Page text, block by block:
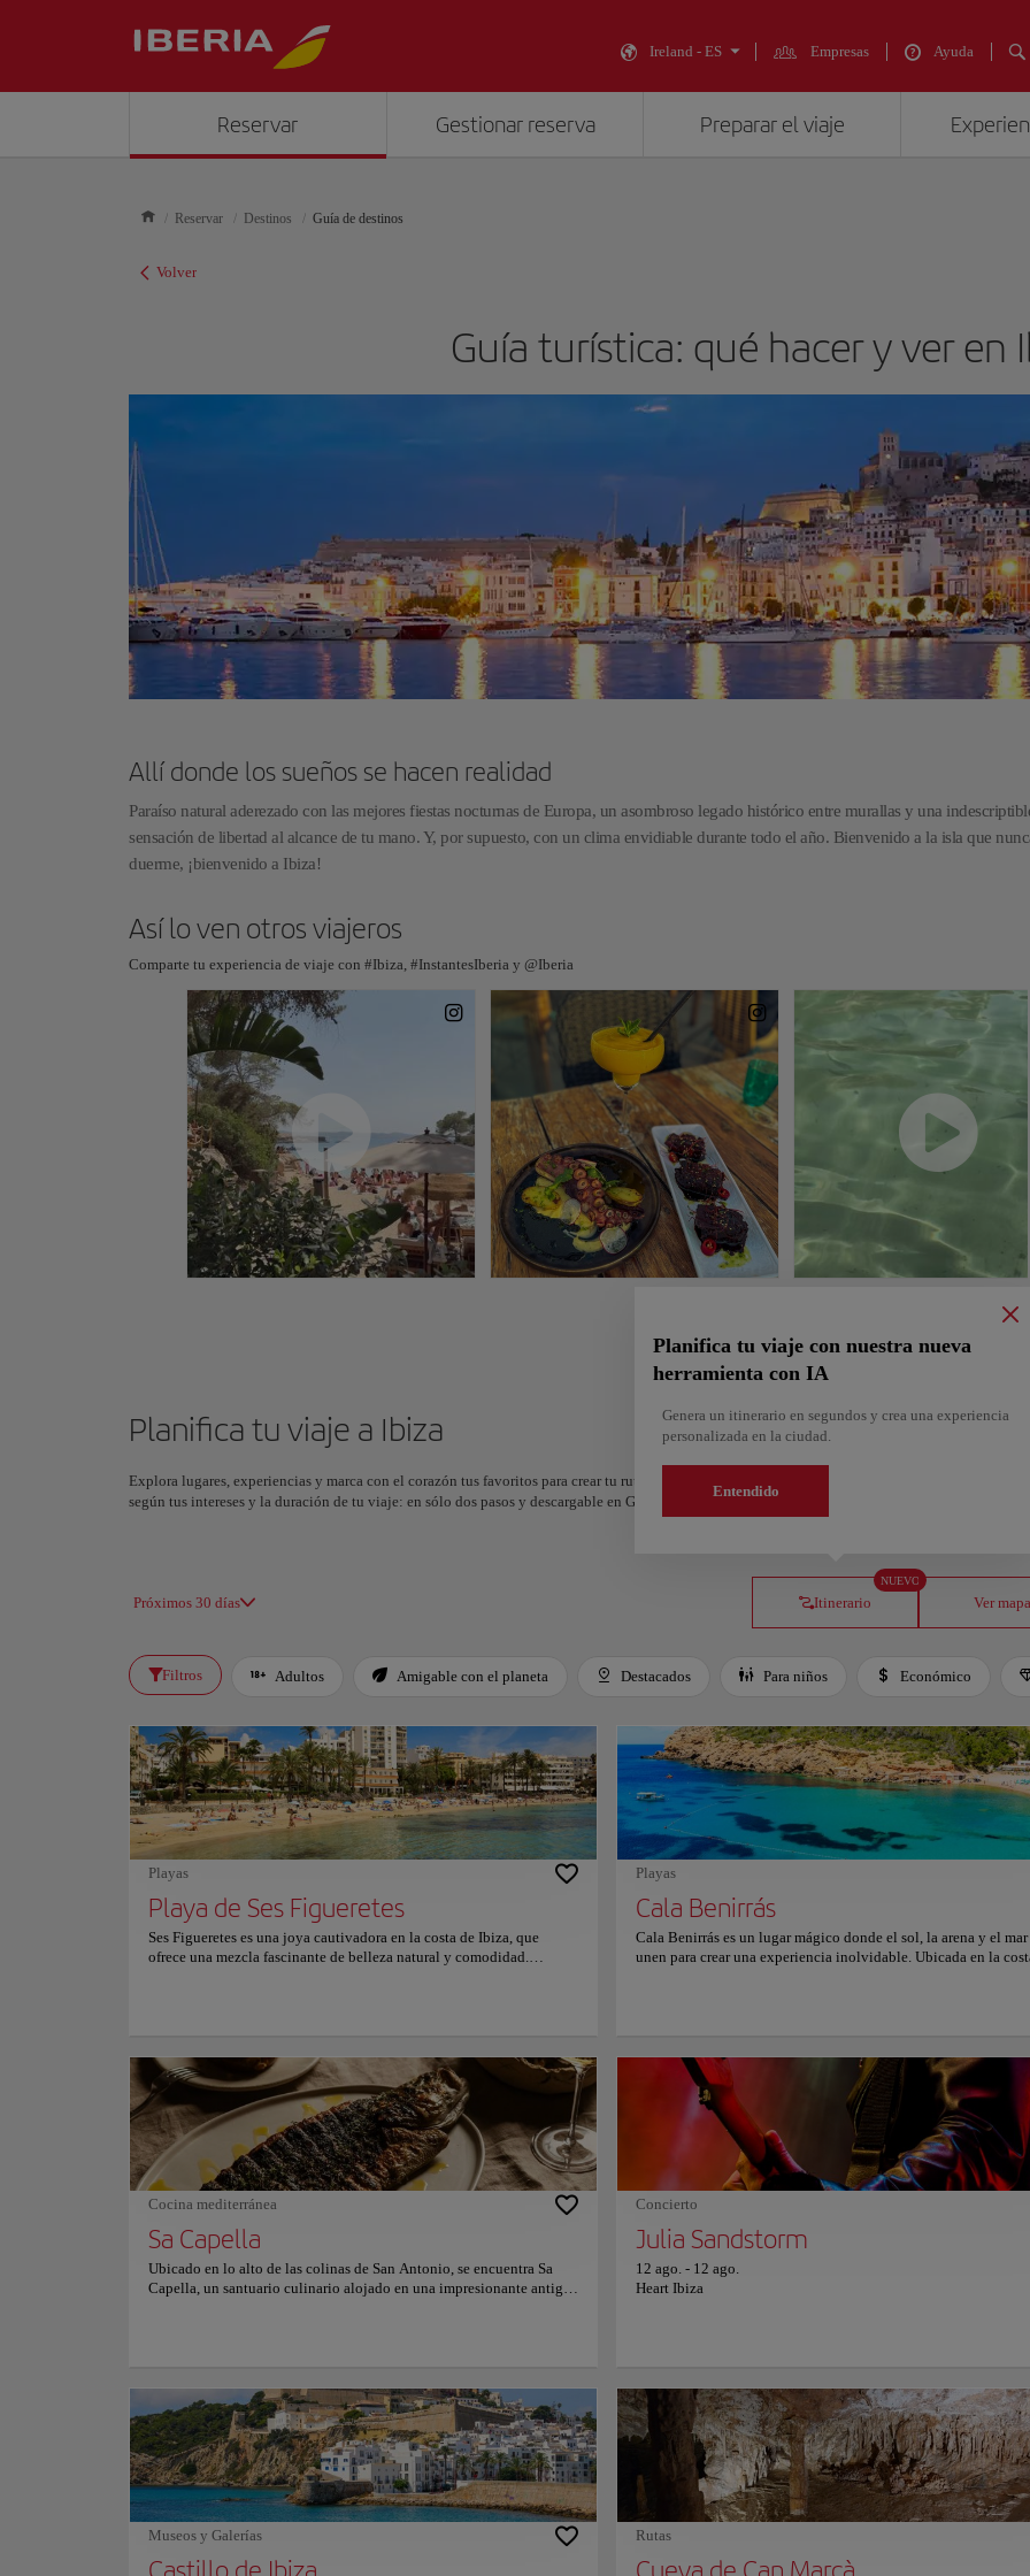
Ireland - ES Empresas Ayuda
Reservar Gestionar reserva Preparar el viaje
Reservar Destinos Guía de destinos
Volver
Guía turística: qué hacer y ver en
Allí donde los sueños se hacen realidad
Paraíso natural aderezado con las mejores fiestas nocturnas de Europa, un asombroso legado histórico entre murallas y una
sensación de libertad al alcance de tu mano. Y, por supuesto, con un clima envidiable durante todo el año. Bienvenido a la isla que
duerme, ¡bienvenido a Ibiza!
Así lo ven otros viajeros
Comparte tu experiencia de viaje con #Ibiza, #InstantesIberia y @Iberia
Planifica tu viaje a Ibiza
Explora lugares, experiencias y marca con el corazón tus favoritos para crear tu ruta y compartirla. ¿Quieres más ideas? Obtén un itinerario
según tus intereses y la duración de tu viaje: en sólo dos pasos y descargable en Google Maps.
Próximos 30 días Itinerario
NUEVO
Planifica tu viaje con nuestra nueva
herramienta con IA
Genera un itinerario en segundos y crea una experiencia
personalizada en la ciudad.
Entendido
Ver mapa
Filtros Adultos Amigable con el planeta Destacados Para niños Económico
Playas
Playa de Ses Figueretes
Ses Figueretes es una joya cautivadora en la costa de Ibiza, que
ofrece una mezcla fascinante de belleza natural y comodidad.
aguas poco profundas, al abrigo de las olas que se estrellan, forman
un santuario sereno perfecto para nadar tranquilamente y divertirse,
particularmente acogedor para familias con niños pequeños. A
medida que la suave brisa mediterránea acaricia la orilla, los
visitantes pueden disfrutar del ambiente tranquilo o participar en una
variedad de actividades acuáticas, desde el paddleboard hasta el
snorkel, en medio del tranquilo mar azul. Con su pintoresco entorno
y sus aguas seguras y acogedoras, Ses Figueretes promete una
experiencia costera verdaderamente inolvidable para todos.
Playas
Cala Benirrás
Cala Benirrás es un lugar mágico donde el sol, la arena y el mar
unen para crear una experiencia inolvidable. Ubicada en la
cobra vida con música, risas y un sentido de pura alegría. Si
Benirrás es un fantástico lugar de fiesta, también es un refugio
los entusiastas de la naturaleza. Las aguas cristalinas son
para practicar snorkel, y los exuberantes alrededores ofrecen
condiciones ideales para paseos panorámicos. ¡Es un paraíso
esperando ser descubierto!
Cocina mediterránea
Sa Capella
Ubicado en lo alto de las colinas de San Antonio, se encuentra Sa
Capella, un santuario culinario alojado en una impresionante antigua
tenue agrega un toque de misterio y encanto. El ambiente es
verdaderamente fascinante y transporta a los comensales a una era
pasada de elegancia y refinamiento. Deleite su paladar con
exquisitos platos como la carne ahumada Wagyu, las almejas a la
parrilla con salsa verde y los panes dulces de Angus negro tostado
marinado con cítricos. Para un final divino, saboree la decadencia del
pastel de chocolate con sal de Maldon. Es importante tener en cuenta
que Sa Capella mantiene un código de vestimenta estricto y las
reservas son esenciales debido a su popularidad. Si busca una
experiencia gastronómica elegante y refinada con una cocina
Concierto
Julia Sandstorm
12 ago. - 12 ago.
Heart Ibiza
Museos y Galerías Rutas